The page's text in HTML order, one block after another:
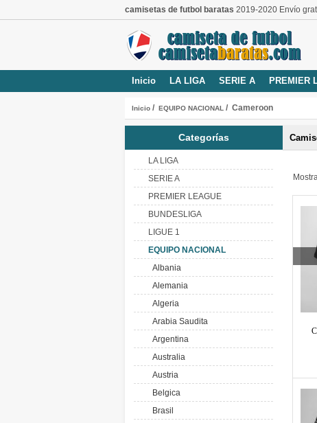
camisetas de futbol baratas 2019-2020 Envío
Inicio LA LIGA SERIE A PREMIER
Inicio / EQUIPO NACIONAL / Cameroon
Categorías
LA LIGA
SERIE A
PREMIER LEAGUE
BUNDESLIGA
LIGUE 1
EQUIPO NACIONAL
Albania
Alemania
Algeria
Arabia Saudita
Argentina
Australia
Austria
Belgica
Brasil